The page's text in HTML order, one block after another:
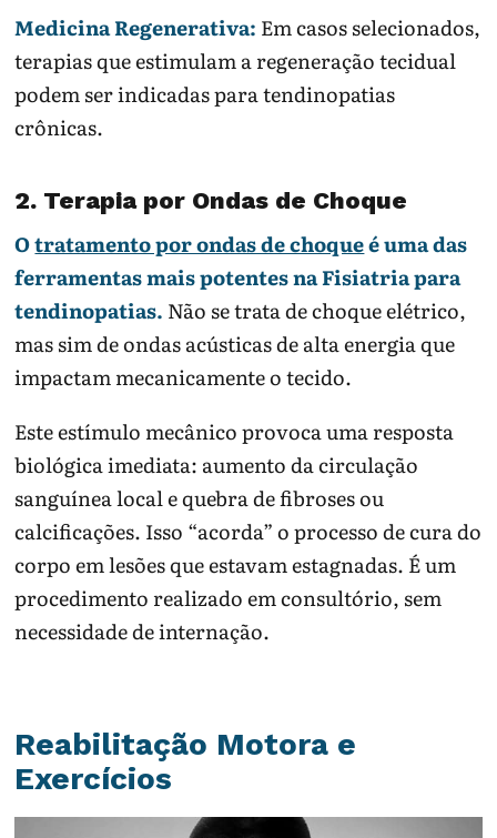
Medicina Regenerativa: Em casos selecionados,
terapias que estimulam a regeneração tecidual
podem ser indicadas para tendinopatias
crônicas.
2. Terapia por Ondas de Choque
Otratamento por ondas de choqueé uma das
ferramentas mais potentes na Fisiatria para
tendinopatias. Não se trata de choque elétrico,
mas sim de ondas acústicas de alta energia que
impactam mecanicamente o tecido.
Este estímulo mecânico provoca uma resposta
biológica imediata: aumento da circulação
sanguínea local e quebra de fibroses ou
calcificações. Isso “acorda” o processo de cura do
corpo em lesões que estavam estagnadas. É um
procedimento realizado em consultório, sem
necessidade de internação.
Reabilitação Motora e
Exercícios